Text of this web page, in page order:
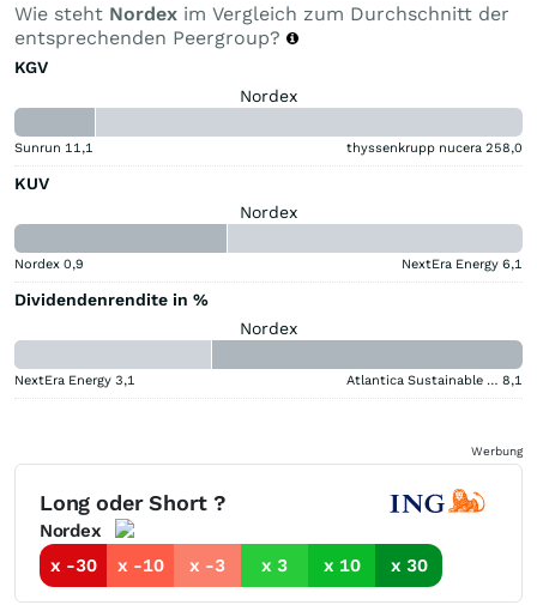
Wie steht Nordex im Vergleich zum Durchschnitt der
entsprechenden Peergroup?
KGV
Nordex
Sunrun 11,1 thyssenkrupp nucera 258,0
KUV
Nordex
Nordex 0,9 NextEra Energy 6,1
Dividendenrendite in %
Nordex
NextEra Energy 3,1 Atlantica Sustainable Infrastructure 8,1
Werbung
Long oder Short ?
Nordex
x -30
x -10 x -3 x 3 x 10 x 30